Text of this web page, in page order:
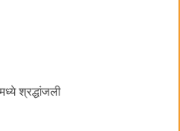
श्रद्धांजली